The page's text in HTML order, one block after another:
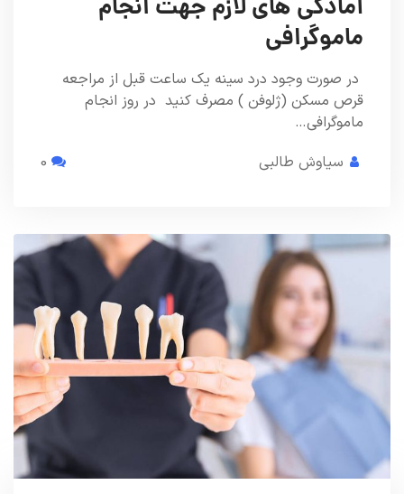
آمادگی های لازم جهت انجام
ماموگرافی
در صورت وجود درد سینه یک ساعت قبل از مراجعه
قرص مسکن (ژلوفن ) مصرف کنید در روز انجام
ماموگرافی…
سیاوش طالبی